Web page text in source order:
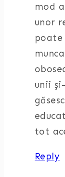
mod
unor
poate
unii
tot
Reply